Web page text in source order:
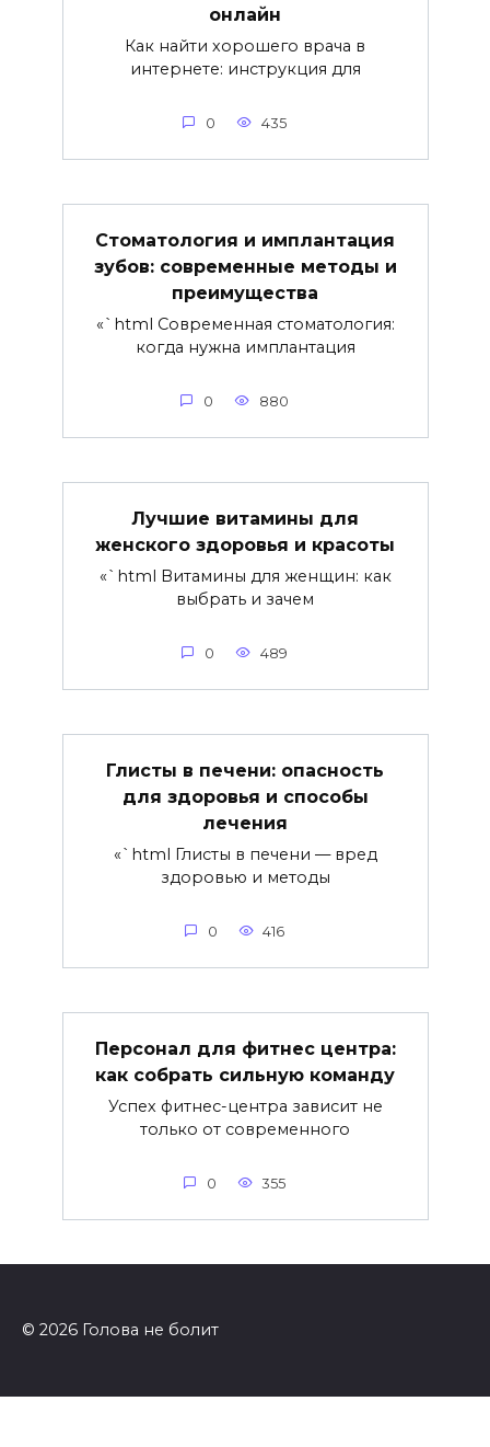
онлайн
Как найти хорошего врача в
интернете: инструкция для
0 435
Стоматология и имплантация
зубов: современные методы и
преимущества
«`html Современная стоматология:
когда нужна имплантация
0 880
Лучшие витамины для
женского здоровья и красоты
«`html Витамины для женщин: как
выбрать и зачем
0 489
Глисты в печени: опасность
для здоровья и способы
лечения
«`html Глисты в печени — вред
здоровью и методы
0 416
Персонал для фитнес центра:
как собрать сильную команду
Успех фитнес-центра зависит не
только от современного
0 355
© 2026 Голова не болит